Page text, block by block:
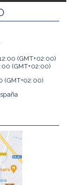
(GMT+02:00)
(GMT+02:00)
(GMT+02:00)